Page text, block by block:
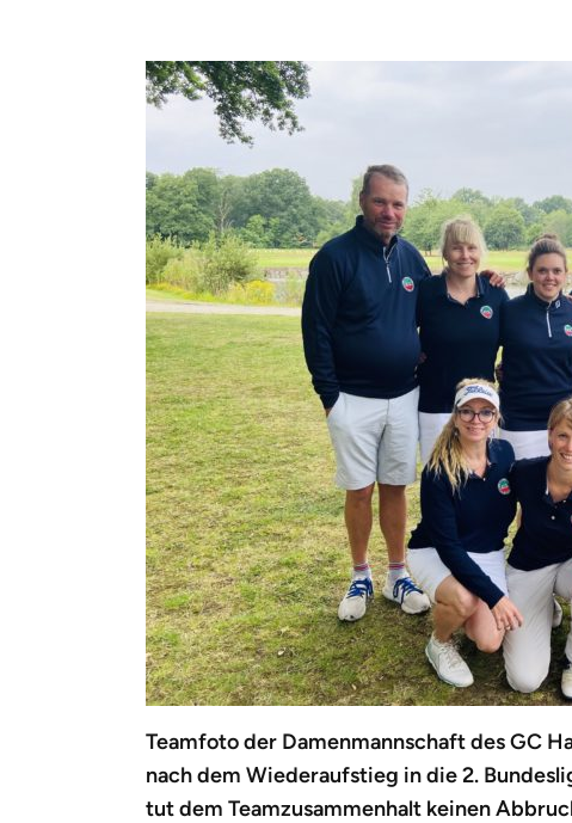
Teamfoto der Damenmannschaft des GC
nach dem Wiederaufstieg in die 2.
tut dem Teamzusammenhalt keinen